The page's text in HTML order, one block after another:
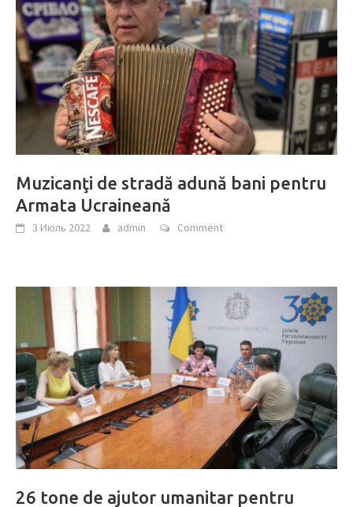
Muzicanţi de stradă adună bani pentru
Armata Ucraineană
3 Июль 2022 admin Comment
26 tone de ajutor umanitar pentru